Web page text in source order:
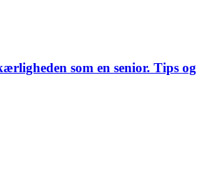
som en senior. Tips og